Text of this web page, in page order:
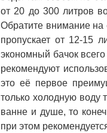
от 20 до 300 литров
Обратите внимание на
пропускает от 12-15
экономный бачок
рекомендуют
это её первое
только холодную воду
ванне и душе, то
при этом